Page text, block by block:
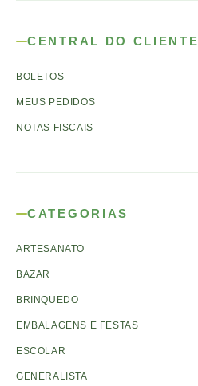
CENTRAL DO CLIENTE
BOLETOS
MEUS PEDIDOS
NOTAS FISCAIS
CATEGORIAS
ARTESANATO
BAZAR
BRINQUEDO
EMBALAGENS E FESTAS
ESCOLAR
GENERALISTA